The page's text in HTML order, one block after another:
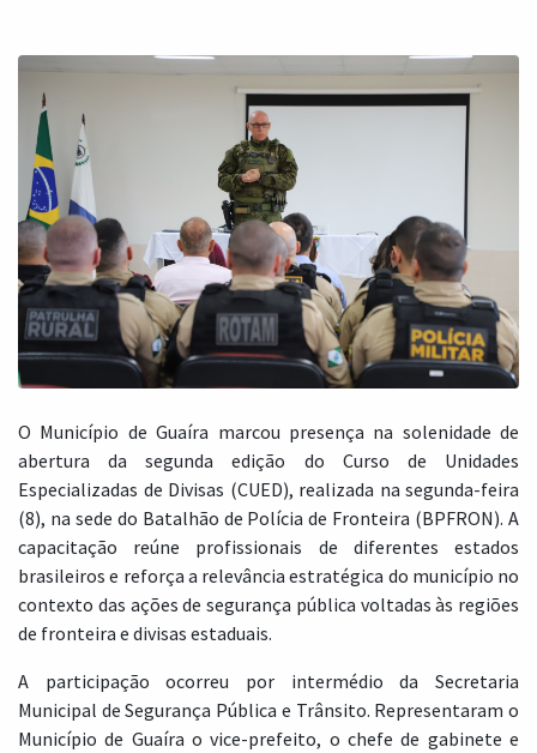
O Município de Guaíra marcou presença na solenidade de
abertura da segunda edição do Curso de Unidades
Especializadas de Divisas (CUED), realizada na segunda-feira
(8), na sede do Batalhão de Polícia de Fronteira (BPFRON). A
capacitação reúne profissionais de diferentes estados
brasileiros e reforça a relevância estratégica do município no
contexto das ações de segurança pública voltadas às regiões
de fronteira e divisas estaduais.
A participação ocorreu por intermédio da Secretaria
Municipal de Segurança Pública e Trânsito. Representaram o
Município de Guaíra o vice-prefeito, o chefe de gabinete e